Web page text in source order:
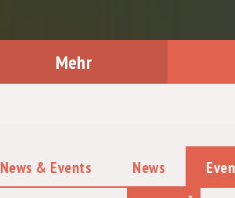
Mehr
News & Events News